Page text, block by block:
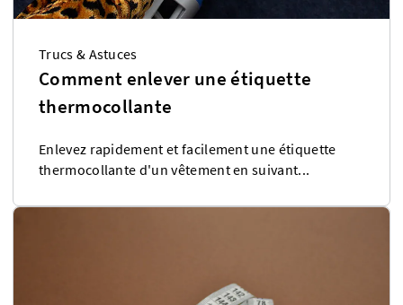
Trucs & Astuces
Comment enlever une étiquette
thermocollante
Enlevez rapidement et facilement une étiquette
thermocollante d'un vêtement en suivant...